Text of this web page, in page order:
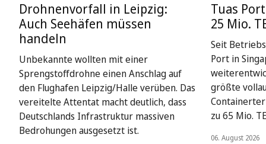
Drohnenvorfall in Leipzig:
Auch Seehäfen müssen
handeln
Unbekannte wollten mit einer
Sprengstoffdrohne einen Anschlag auf
den Flughafen Leipzig/Halle verüben. Das
vereitelte Attentat macht deutlich, dass
Deutschlands Infrastruktur massiven
Bedrohungen ausgesetzt ist.
Tuas
25 Mio.
Seit
Port in
größte
zu 65 Mio.
06. August 2026